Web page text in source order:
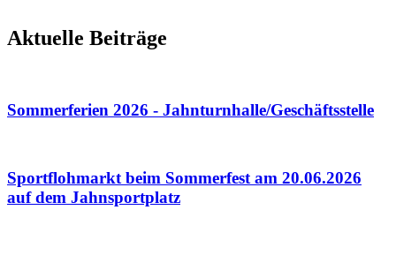
Aktuelle Beiträge
Sommerferien 2026 - Jahnturnhalle/Geschäftsstelle
Sportflohmarkt beim Sommerfest am 20.06.2026
auf dem Jahnsportplatz